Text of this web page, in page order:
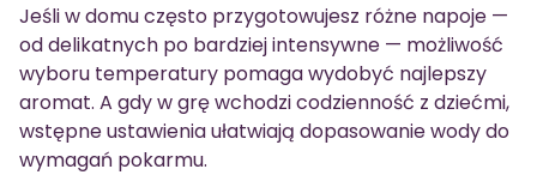
Jeśli w domu często przygotowujesz różne napoje —
od delikatnych po bardziej intensywne — możliwość
wyboru temperatury pomaga wydobyć najlepszy
aromat. A gdy w grę wchodzi codzienność z dziećmi,
wstępne ustawienia ułatwiają dopasowanie wody do
wymagań pokarmu.